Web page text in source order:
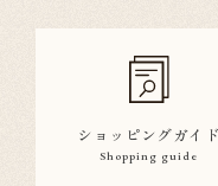
ショッピングガイド
Shopping guide